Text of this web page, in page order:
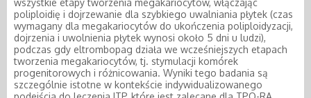
wszystkie etapy tworzenia megakariocytów, włączając
poliploidię i dojrzewanie dla szybkiego uwalniania płytek (czas
wymagany dla megakariocytów do ukończenia poliploidyzacji,
dojrzenia i uwolnienia płytek wynosi około 5 dni u ludzi),
podczas gdy eltrombopag działa we wcześniejszych etapach
tworzenia megakariocytów, tj. stymulacji komórek
progenitorowych i różnicowania. Wyniki tego badania są
szczególnie istotne w kontekście indywidualizowanego